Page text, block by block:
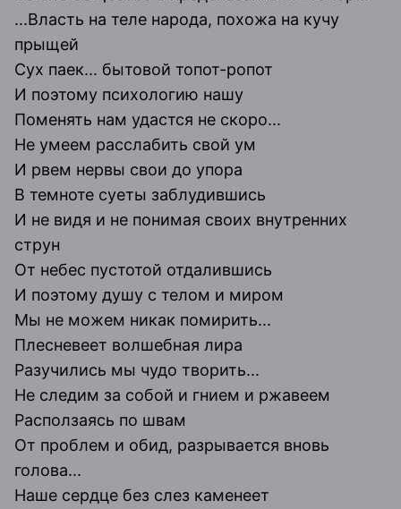
...Власть на теле народа, похожа на кучу
прыщей
Сух паек... бытовой топот-ропот
И поэтому психологию нашу
Поменять нам удастся не скоро...
Не умеем расслабить свой ум
И рвем нервы свои до упора
В темноте суеты заблудившись
И не видя и не понимая своих внутренних
струн
От небес пустотой отдалившись
И поэтому душу с телом и миром
Мы не можем никак помирить...
Плесневеет волшебная лира
Разучились мы чудо творить...
Не следим за собой и гнием и ржавеем
Расползаясь по швам
От проблем и обид, разрывается вновь
голова...
Наше сердце без слез каменеет